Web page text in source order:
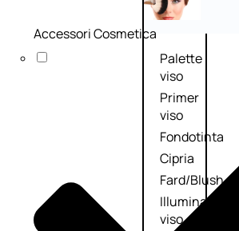
Palette
viso
Primer
viso
Fondotinta
Cipria
Fard/Blush
Illuminante
viso
Accessori Cosmetica